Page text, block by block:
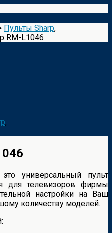
Пульты Sharp,
RM-L1046
,
универсальный пульт
для телевизоров фирмы
настройки на Ваш
количеству моделей.